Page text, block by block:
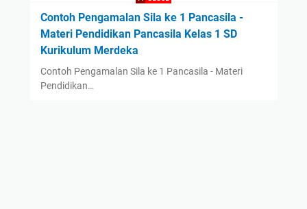
Contoh Pengamalan Sila ke 1 Pancasila -
Materi Pendidikan Pancasila Kelas 1 SD
Kurikulum Merdeka
Contoh Pengamalan Sila ke 1 Pancasila - Materi
Pendidikan…